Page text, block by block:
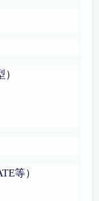
等）